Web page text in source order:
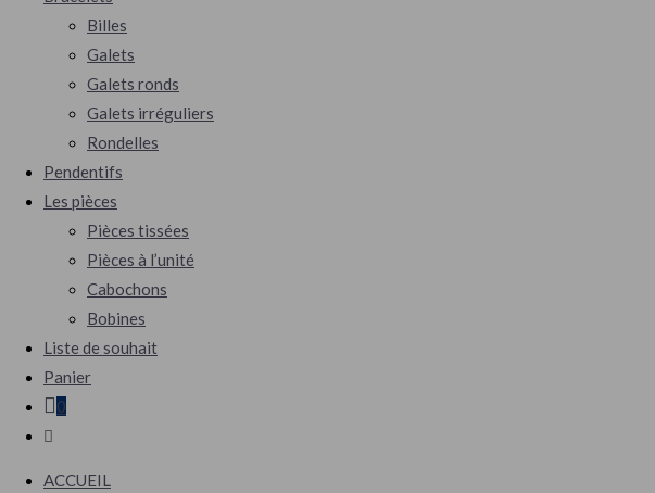
Billes
Galets
Galets ronds
Galets irréguliers
Rondelles
Pendentifs
Les pièces
Pièces tissées
Pièces à l’unité
Cabochons
Bobines
Liste de souhait
Panier
0
Toggle
ACCUEIL